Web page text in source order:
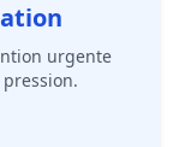
urgente